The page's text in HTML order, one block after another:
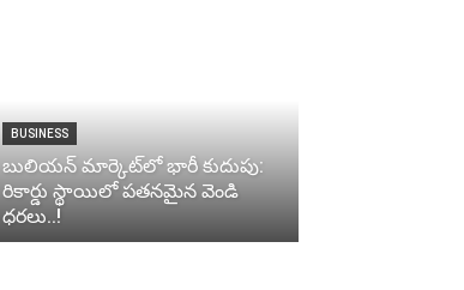
BUSINESS
బులియన్ మార్కెట్‌లో భారీ కుదుపు:
రికార్డు స్థాయిలో పతనమైన వెండి
ధరలు..!